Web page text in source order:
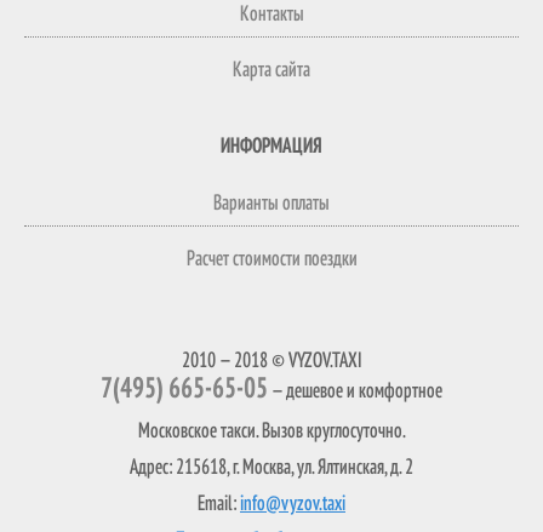
2010 — 2018 © VYZOV.TAXI
7(495) 665-65-05 — дешевое и комфортное
Московское такси. Вызов круглосуточно.
Адрес: 215618, г. Москва, ул. Ялтинская, д. 2
Email:info@vyzov.taxi
Контакты
Карта сайта
ИНФОРМАЦИЯ
Варианты оплаты
Расчет стоимости поездки